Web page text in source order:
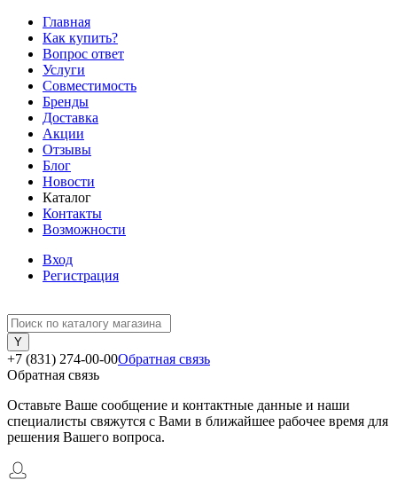
Главная
Как купить?
Вопрос ответ
Услуги
Совместимость
Бренды
Доставка
Акции
Отзывы
Блог
Новости
Каталог
Контакты
Возможности
Вход
Регистрация
+7 (831) 274-00-00Обратная связь
Обратная связь
Оставьте Ваше сообщение и контактные данные и наши
специалисты свяжутся с Вами в ближайшее рабочее время для
решения Вашего вопроса.